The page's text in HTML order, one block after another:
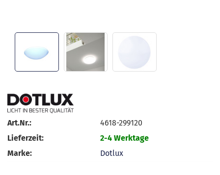
Art.Nr.:
4618-299120
Lieferzeit:
2-4 Werktage
Marke:
Dotlux